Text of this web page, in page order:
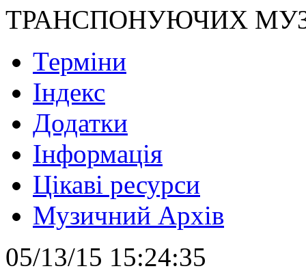
ТРАНСПОНУЮЧИХ
Терміни
Індекс
Додатки
Інформація
Цікаві ресурси
Музичний Архів
05/13/15 15:24:35